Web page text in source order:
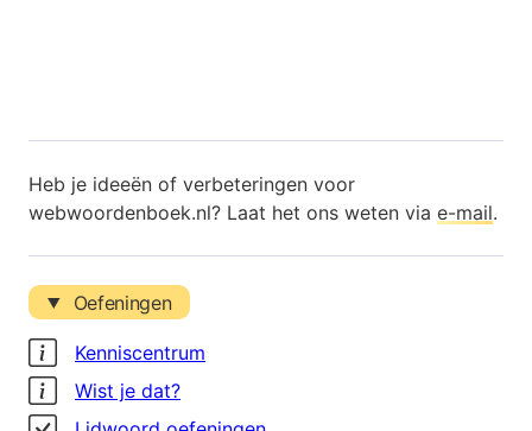
Heb je ideeën of verbeteringen voor
webwoordenboek.nl? Laat het ons weten via e-mail.
Oefeningen
Kenniscentrum
Wist je dat?